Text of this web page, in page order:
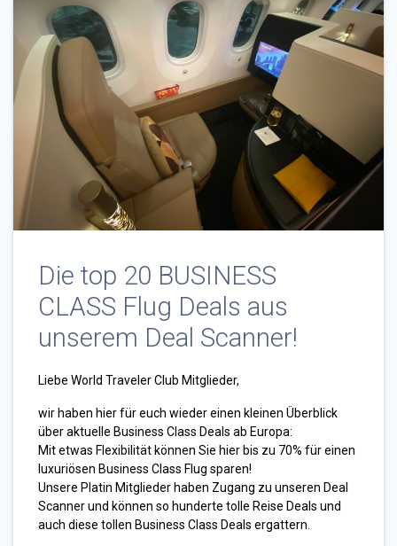
Die top 20 BUSINESS
CLASS Flug Deals aus
unserem Deal Scanner!
Liebe World Traveler Club Mitglieder,
wir haben hier für euch wieder einen kleinen Überblick
über aktuelle Business Class Deals ab Europa:
Mit etwas Flexibilität können Sie hier bis zu 70% für einen
luxuriösen Business Class Flug sparen!
Unsere Platin Mitglieder haben Zugang zu unseren Deal
Scanner und können so hunderte tolle Reise Deals und
auch diese tollen Business Class Deals ergattern.